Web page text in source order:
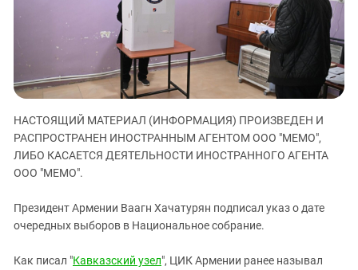
КАВКАЗ ЗА ПАЛЕСТИНУ
ИНАКОМЫСЛИЕ В ЧЕЧНЕ
ПРЕСЛЕДОВАНИЕ АКТИВИСТОВ
МОБИЛИЗАЦИЯ И ПРОТЕСТЫ
Кабардино-Балкария
Калмыкия
Карачаево-Черкесия
Краснодарский край
Нагорный Карабах
Ростовская область
Северная Осетия - Алания
СКФО
НАСТОЯЩИЙ МАТЕРИАЛ (ИНФОРМАЦИЯ) ПРОИЗВЕДЕН И
РАСПРОСТРАНЕН ИНОСТРАННЫМ АГЕНТОМ ООО "МЕМО",
ЛИБО КАСАЕТСЯ ДЕЯТЕЛЬНОСТИ ИНОСТРАННОГО АГЕНТА
ООО "МЕМО".
Президент Армении Ваагн Хачатурян подписал указ о дате
очередных выборов в Национальное собрание.
Как писал "Кавказский узел", ЦИК Армении ранее называл